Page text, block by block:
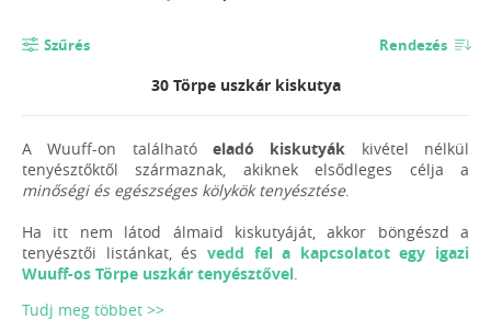
Szűrés Rendezés
30 Törpe uszkár kiskutya
A Wuuff-on található eladó kiskutyák kivétel nélkül
tenyésztőktől származnak, akiknek elsődleges célja a
minőségi és egészséges kölykök tenyésztése.
Ha itt nem látod álmaid kiskutyáját, akkor böngészd a
tenyésztői listánkat, és vedd fel a kapcsolatot egy igazi
Wuuff-os Törpe uszkár tenyésztővel.
Tudj meg többet >>